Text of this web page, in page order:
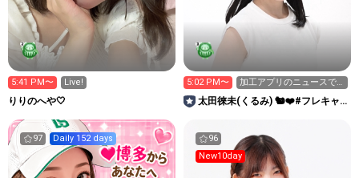
5:41 PM〜 Live!
りりのへや🤍
5:02 PM〜
加工アプリのニュースで
す！
太田徠未(くるみ) 🐿❤️#フレキャ
97 Daily 152 days
96
New10day